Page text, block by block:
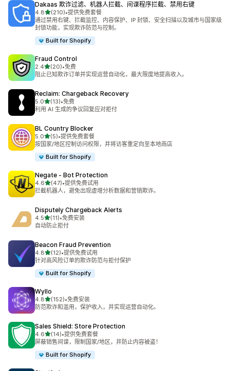
Dakaas 欺诈过滤、机器人拦截、间谍程序拦截、禁用右键
4.8星（满分 5 星）
(210)
总共 210 条评论
•提供免费套餐
通过禁用右键、拦截监控、内容保护、IP 封锁、安全扫描以及城市与国家级
封锁功能，实现欺诈防范与控制。
Built for Shopify
Fraud Control
2.4星（满分 5 星）
(20)
总共 20 条评论
•免费
阻止已知欺诈订单并实现运营自动化，最大限度地提高收入。
Reclaim: Chargeback Recovery
5.0星（满分 5 星）
(13)
总共 13 条评论
•免费
利用 AI 生成的争议回复应对拒付
BL Country Blocker
5.0星（满分 5 星）
(5)
总共 5 条评论
•提供免费套餐
按国家/地区控制访问权限，并将访客重定向至本地商店
Built for Shopify
Negate ‑ Bot Protection
4.6星（满分 5 星）
(47)
总共 47 条评论
•提供免费试用
拦截机器人，避免出现虚增分析数据和营销欺诈。
Disputely Chargeback Alerts
4.5星（满分 5 星）
(11)
总共 11 条评论
•免费安装
自动防止拒付
Beacon Fraud Prevention
4.8星（满分 5 星）
(12)
总共 12 条评论
•提供免费试用
针对高风险订单的欺诈防范与拒付保护
Built for Shopify
Wyllo
4.8星（满分 5 星）
(152)
总共 152 条评论
•免费安装
防范欺诈和滥用，保护收入，并实现运营自动化。
Sales Shield: Store Protection
4.6星（满分 5 星）
(14)
总共 14 条评论
•提供免费套餐
屏蔽销售间谍，限制国家/地区，并防止内容被盗！
Built for Shopify